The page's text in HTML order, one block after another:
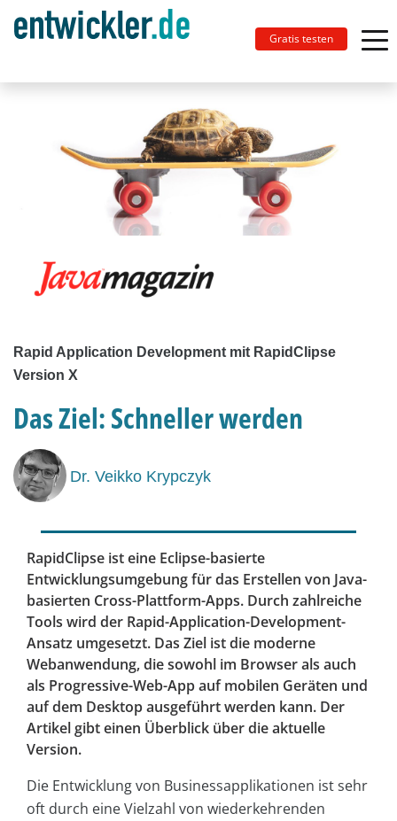
Gratis testen
Rapid Application Development mit RapidClipse
Version X
Das Ziel: Schneller werden
Dr. Veikko Krypczyk
RapidClipse ist eine Eclipse-basierte
Entwicklungsumgebung für das Erstellen von Java-
basierten Cross-Plattform-Apps. Durch zahlreiche
Tools wird der Rapid-Application-Development-
Ansatz umgesetzt. Das Ziel ist die moderne
Webanwendung, die sowohl im Browser als auch
als Progressive-Web-App auf mobilen Geräten und
auf dem Desktop ausgeführt werden kann. Der
Artikel gibt einen Überblick über die aktuelle
Version.
Die Entwicklung von Businessapplikationen ist sehr
oft durch eine Vielzahl von wiederkehrenden